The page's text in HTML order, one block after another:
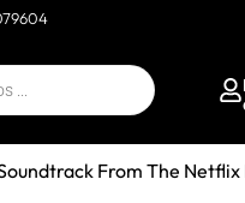
From The